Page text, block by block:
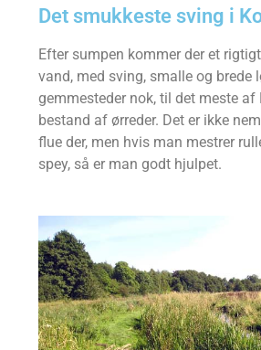
Det smukkeste sving i
Efter sumpen kommer der et
vand, med sving, smalle og brede
gemmesteder nok, til det meste af
bestand af ørreder. Det er ikke
flue der, men hvis man mestrer
spey, så er man godt hjulpet.